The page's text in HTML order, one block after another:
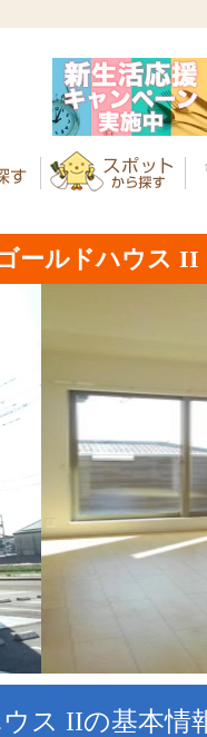
ールドハウス II
ス IIの基本情